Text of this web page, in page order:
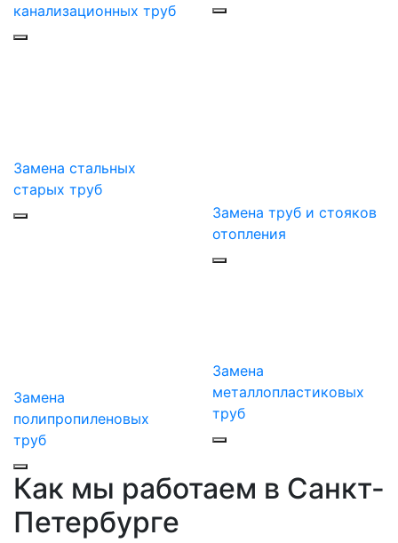
канализационных труб
Замена стальных
старых труб
Замена труб и стояков
отопления
Замена
полипропиленовых
труб
Замена
металлопластиковых
труб
Как мы работаем в Санкт-
Петербурге